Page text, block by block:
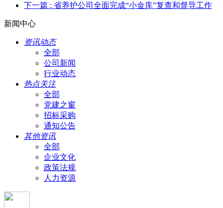
下一篇 : 省养护公司全面完成“小金库”复查和督导工作
新闻中心
资讯动态
全部
公司新闻
行业动态
热点关注
全部
党建之窗
招标采购
通知公告
其他资讯
全部
企业文化
政策法规
人力资源